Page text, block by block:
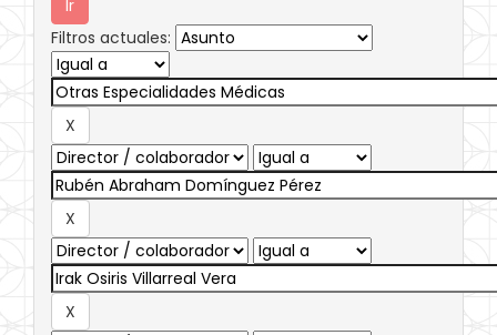
Filtros actuales: